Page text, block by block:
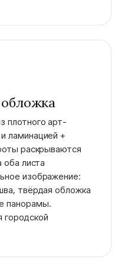
плотного арт-
ламинацией +
раскрываются
оба листа
изображение:
твёрдая обложка
панорамы.